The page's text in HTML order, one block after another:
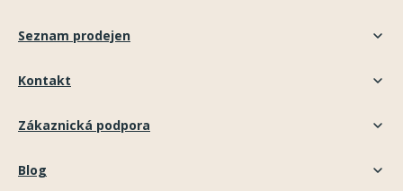
Seznam prodejen
Kontakt
Zákaznická podpora
Blog